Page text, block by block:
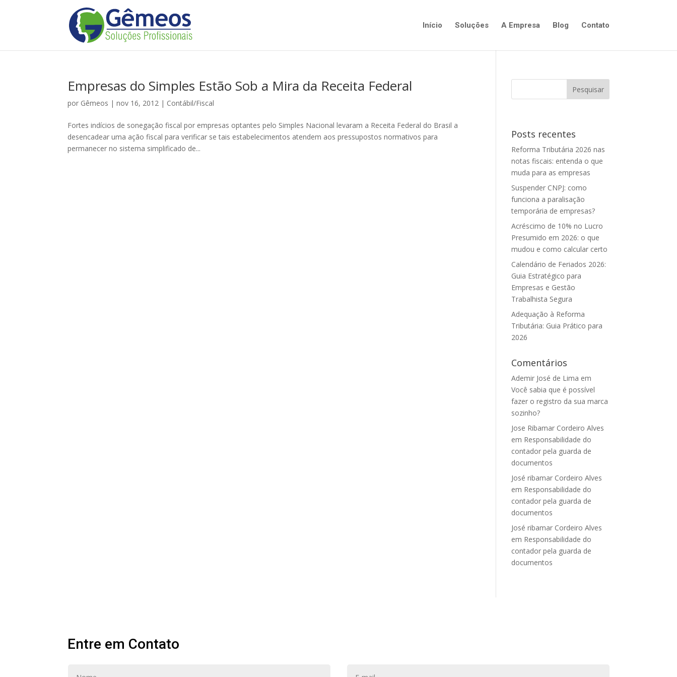
Início Soluções A Empresa Blog Contato
Empresas do Simples Estão Sob a Mira da Receita Federal
por Gêmeos |nov 16, 2012 | Contábil/Fiscal
Fortes indícios de sonegação fiscal por empresas optantes pelo Simples Nacional levaram a Receita Federal do Brasil a
desencadear uma ação fiscal para verificar se tais estabelecimentos atendem aos pressupostos normativos para
permanecer no sistema simplificado de...
Posts recentes
Reforma Tributária 2026 nas
notas fiscais: entenda o que
muda para as empresas
Suspender CNPJ: como
funciona a paralisação
temporária de empresas?
Acréscimo de 10% no Lucro
Presumido em 2026: o que
mudou e como calcular certo
Calendário de Feriados 2026:
Guia Estratégico para
Empresas e Gestão
Trabalhista Segura
Adequação à Reforma
Tributária: Guia Prático para
2026
Comentários
Ademir José de Lima em
Você sabia que é possível
fazer o registro da sua marca
sozinho?
Jose Ribamar Cordeiro Alves
em Responsabilidade do
contador pela guarda de
documentos
José ribamar Cordeiro Alves
em Responsabilidade do
contador pela guarda de
documentos
José ribamar Cordeiro Alves
em Responsabilidade do
contador pela guarda de
documentos
Entre em Contato